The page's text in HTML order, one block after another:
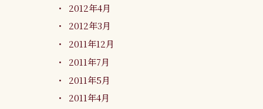
2012年4月
2012年3月
2011年12月
2011年7月
2011年5月
2011年4月